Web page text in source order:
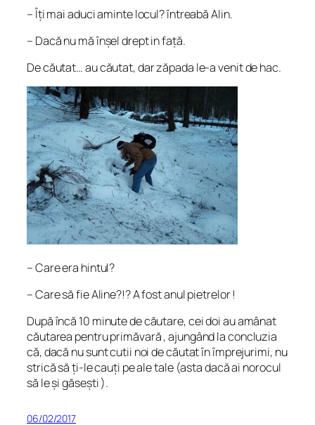
– Îți mai aduci aminte locul? întreabă Alin.
– Dacă nu mă înșel drept in față.
De căutat… au căutat, dar zăpada le-a venit de hac.
– Care era hintul?
– Care să fie Aline?!? A fost anul pietrelor !
După încă 10 minute de căutare, cei doi au amânat
căutarea pentru primăvară , ajungând la concluzia
că, dacă nu sunt cutii noi de căutat în împrejurimi, nu
strică să ți-le cauți pe ale tale (asta dacă ai norocul
să le și găsești ).
06/02/2017